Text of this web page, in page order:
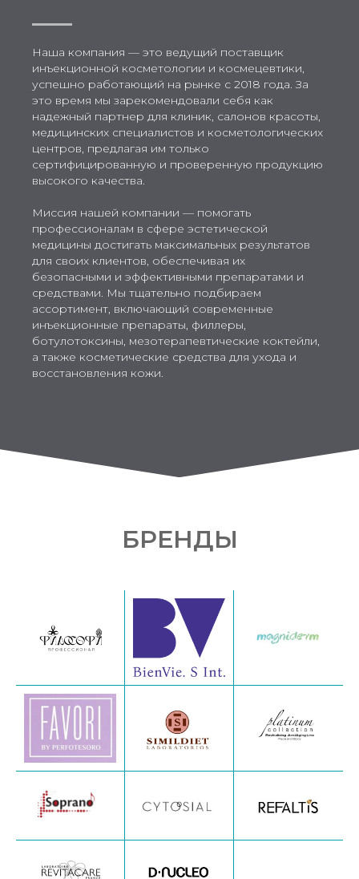
Наша компания — это ведущий поставщик
инъекционной косметологии и космецевтики,
успешно работающий на рынке с 2018 года. За
это время мы зарекомендовали себя как
надежный партнер для клиник, салонов красоты,
медицинских специалистов и косметологических
центров, предлагая им только
сертифицированную и проверенную продукцию
высокого качества.
Миссия нашей компании — помогать
профессионалам в сфере эстетической
медицины достигать максимальных результатов
для своих клиентов, обеспечивая их
безопасными и эффективными препаратами и
средствами. Мы тщательно подбираем
ассортимент, включающий современные
инъекционные препараты, филлеры,
ботулотоксины, мезотерапевтические коктейли,
а также косметические средства для ухода и
восстановления кожи.
БРЕНДЫ